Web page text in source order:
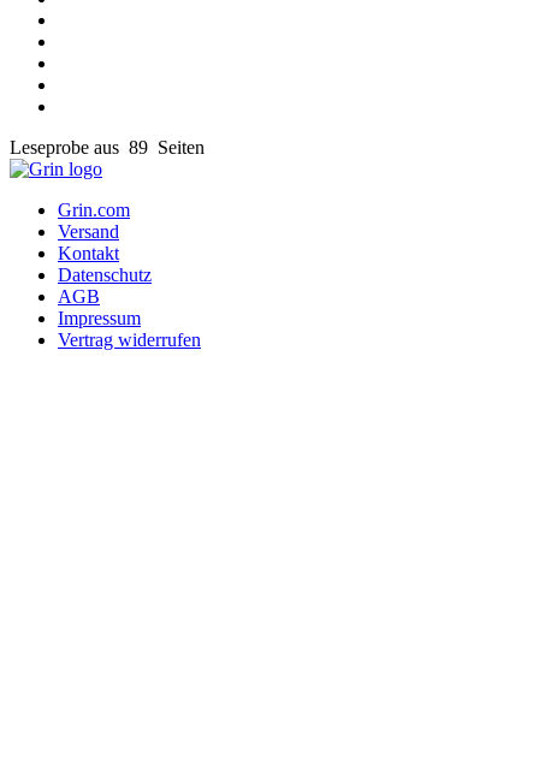
Leseprobe aus 89 Seiten
Grin.com
Versand
Kontakt
Datenschutz
AGB
Impressum
Vertrag widerrufen